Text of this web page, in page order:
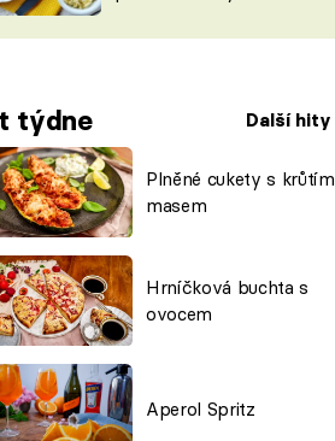
týdne Další hity
Plněné cukety s krůtím
masem
Hrníčková buchta s
ovocem
Aperol Spritz